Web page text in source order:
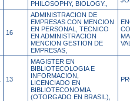
PHILOSOPHY, BIOLOGY.,
16
ADMINISTRACION DE
EMPRESAS CON MENCION
EN PERSONAL, TECNICO
EN ADMINISTRACION
MENCION GESTION DE
EMPRESAS,
13
MAGISTER EN
BIBLIOTECOLOGIA E
INFORMACION,
LICENCIADO EN
BIBLIOTECONOMIA
(OTORGADO EN BRASIL),